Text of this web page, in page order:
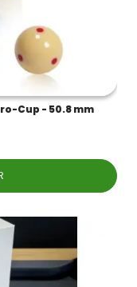
Cup - 50.8 mm